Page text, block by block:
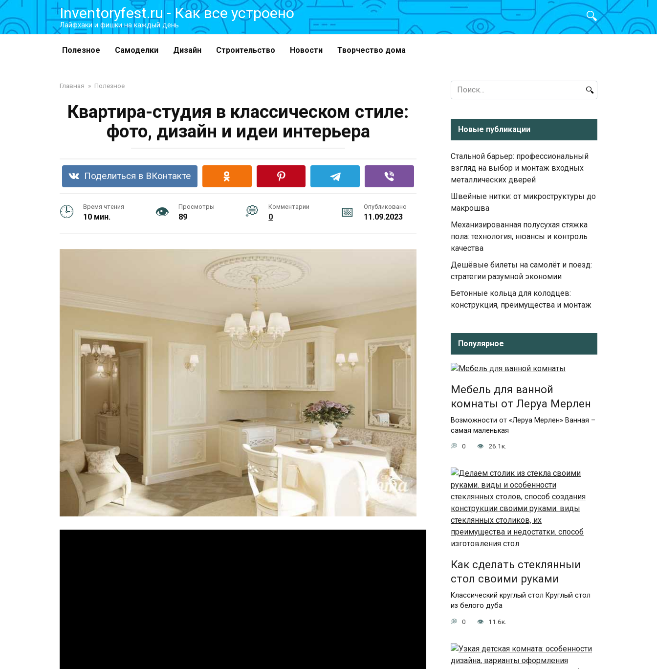
Перейти
контенту
Inventoryfest.ru - Как все устроено
Лайфхаки и фишки на каждый день
Полезное Самоделки Дизайн Строительство Новости Творчество дома
Главная » Полезное
Квартира-студия в классическом стиле:
фото, дизайн и идеи интерьера
Поделиться в ВКонтакте
Время чтения
10 мин.
Просмотры
89
Комментарии
0
Опубликовано
11.09.2023
Search
for:
Новые публикации
Стальной барьер: профессиональный
взгляд на выбор и монтаж входных
металлических дверей
Швейные нитки: от микроструктуры до
макрошва
Механизированная полусухая стяжка
пола: технология, нюансы и контроль
качества
Дешёвые билеты на самолёт и поезд:
стратегии разумной экономии
Бетонные кольца для колодцев:
конструкция, преимущества и монтаж
Популярное
Мебель для ванной
комнаты от Леруа Мерлен
Возможности от «Леруа Мерлен» Ванная –
самая маленькая
0 26.1к.
Как сделать стеклянныи
стол своими руками
Классический круглый стол Круглый стол
из белого дуба
0 11.6к.